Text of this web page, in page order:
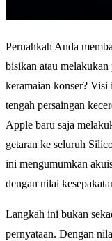
Pernahkah Anda
bisikan atau
keramaian konser?
tengah persaingan
Apple baru saja
getaran ke seluruh
ini mengumumkan
dengan nilai
Langkah ini bukan
pernyataan. Dengan